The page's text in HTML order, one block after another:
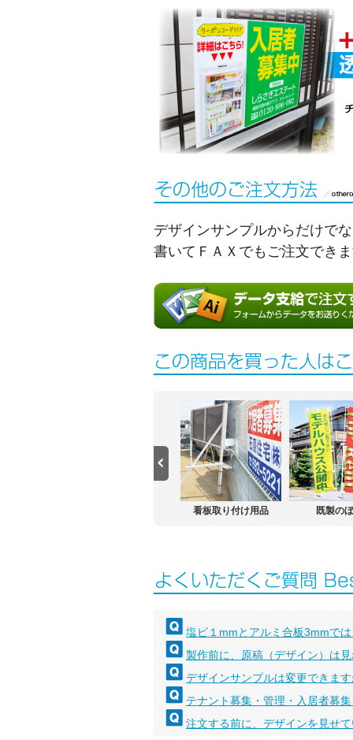
デザインサンプルからだけで
書いてＦＡＸでもご注文でき
看板取り付け用品 既製の
塩ビ１mmとアルミ合板3mmで
製作前に、原稿（デザイン）は
デザインサンプルは変更できま
テナント募集・管理・入居者募
注文する前に、デザインを見せ